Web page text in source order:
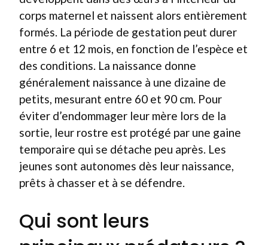
corps maternel et naissent alors entièrement
formés. La période de gestation peut durer
entre 6 et 12 mois, en fonction de l’espèce et
des conditions. La naissance donne
généralement naissance à une dizaine de
petits, mesurant entre 60 et 90 cm. Pour
éviter d’endommager leur mère lors de la
sortie, leur rostre est protégé par une gaine
temporaire qui se détache peu après. Les
jeunes sont autonomes dès leur naissance,
prêts à chasser et à se défendre.
Qui sont leurs